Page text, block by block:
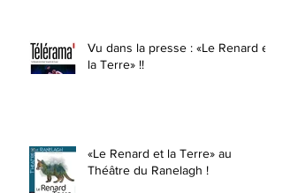
Vu dans la presse : «Le Renard et
la Terre» !!
«Le Renard et la Terre» au
Théâtre du Ranelagh !